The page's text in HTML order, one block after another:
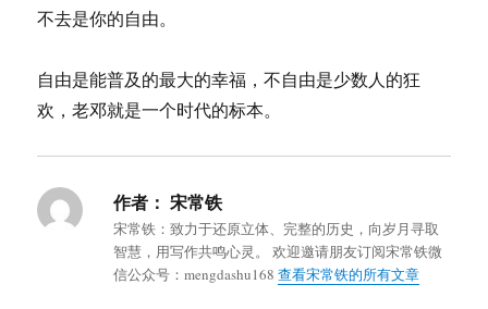
不去是你的自由。
自由是能普及的最大的幸福，不自由是少数人的狂
欢，老邓就是一个时代的标本。
作者： 宋常铁
宋常铁：致力于还原立体、完整的历史，向岁月寻取
智慧，用写作共鸣心灵。 欢迎邀请朋友订阅宋常铁微
信公众号：mengdashu168查看宋常铁的所有文章